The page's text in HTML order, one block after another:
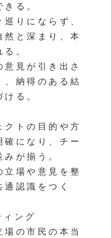
きる。
巡りにならず、
然と深まり、本
。
意見が引き出さ
、納得のある結
る。
クトの目的や方
確になり、チー
みが揃う。
立場や意見を整
通認識をつく
ィング
場の市民の本当